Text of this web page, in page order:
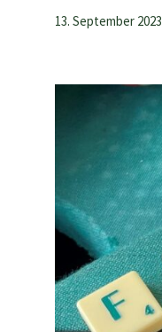
13. September 2023